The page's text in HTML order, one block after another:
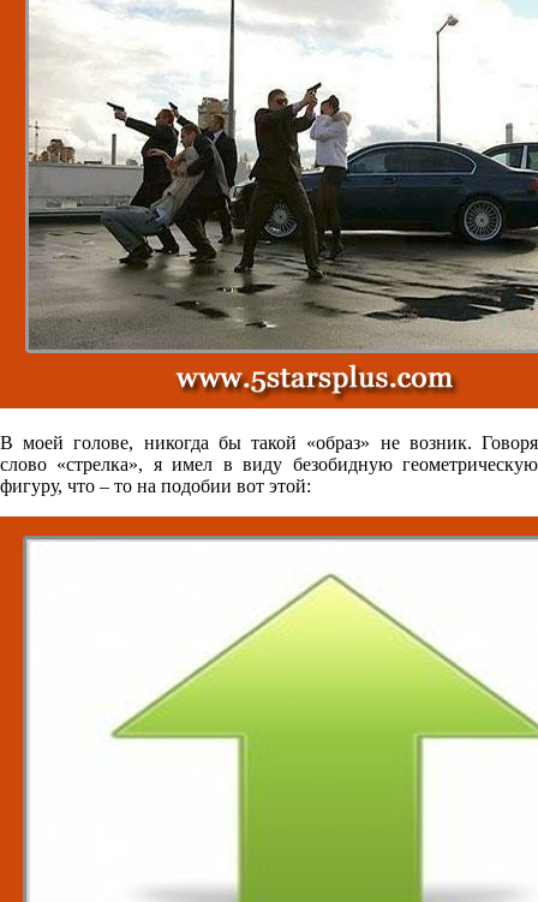
В моей голове, никогда бы такой «образ» не возник. Говоря
слово «стрелка», я имел в виду безобидную геометрическую
фигуру, что – то на подобии вот этой: